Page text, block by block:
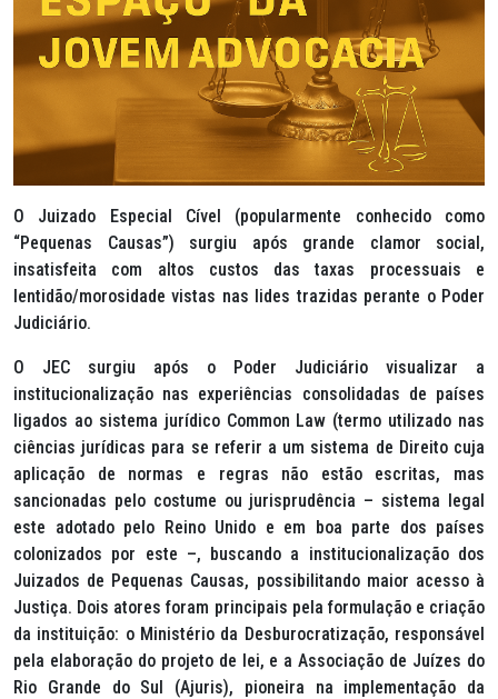
O Juizado Especial Cível (popularmente conhecido como
“Pequenas Causas”) surgiu após grande clamor social,
insatisfeita com altos custos das taxas processuais e
lentidão/morosidade vistas nas lides trazidas perante o Poder
Judiciário.
O JEC surgiu após o Poder Judiciário visualizar a
institucionalização nas experiências consolidadas de países
ligados ao sistema jurídico Common Law (termo utilizado nas
ciências jurídicas para se referir a um sistema de Direito cuja
aplicação de normas e regras não estão escritas, mas
sancionadas pelo costume ou jurisprudência – sistema legal
este adotado pelo Reino Unido e em boa parte dos países
colonizados por este –, buscando a institucionalização dos
Juizados de Pequenas Causas, possibilitando maior acesso à
Justiça. Dois atores foram principais pela formulação e criação
da instituição: o Ministério da Desburocratização, responsável
pela elaboração do projeto de lei, e a Associação de Juízes do
Rio Grande do Sul (Ajuris), pioneira na implementação da